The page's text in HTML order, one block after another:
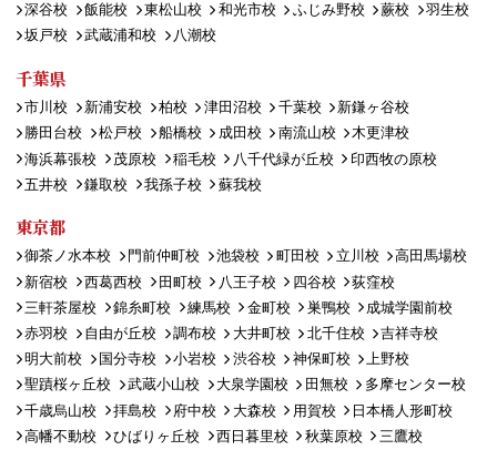
深谷校
飯能校 東松山校 和光市校 ふじみ野校 蕨校
羽生校
坂戸校
武蔵浦和校 八潮校
千葉県
市川校 新浦安校 柏校 津田沼校 千葉校
新鎌ヶ谷校
勝田台校
松戸校 船橋校 成田校 南流山校
木更津校
海浜幕張校
茂原校 稲毛校 八千代緑が丘校
印西牧の原校
五井校
鎌取校 我孫子校 蘇我校
東京都
御茶ノ水本校 門前仲町校 池袋校 町田校 立川校
高田馬場校
新宿校
西葛西校 田町校 八王子校 四谷校
荻窪校
三軒茶屋校
錦糸町校 練馬校 金町校 巣鴨校
成城学園前校
赤羽校
自由が丘校 調布校 大井町校 北千住校
吉祥寺校
明大前校
国分寺校 小岩校 渋谷校 神保町校
上野校
聖蹟桜ヶ丘校
武蔵小山校 大泉学園校 田無校
多摩センター校
千歳烏山校
拝島校 府中校 大森校 用賀校
日本橋人形町校
高幡不動校
ひばりヶ丘校 西日暮里校 秋葉原校
三鷹校